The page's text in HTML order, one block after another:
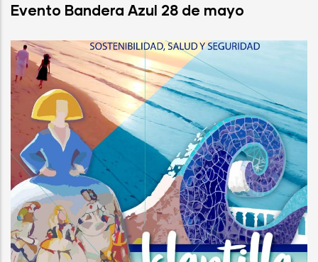
Evento Bandera Azul 28 de mayo